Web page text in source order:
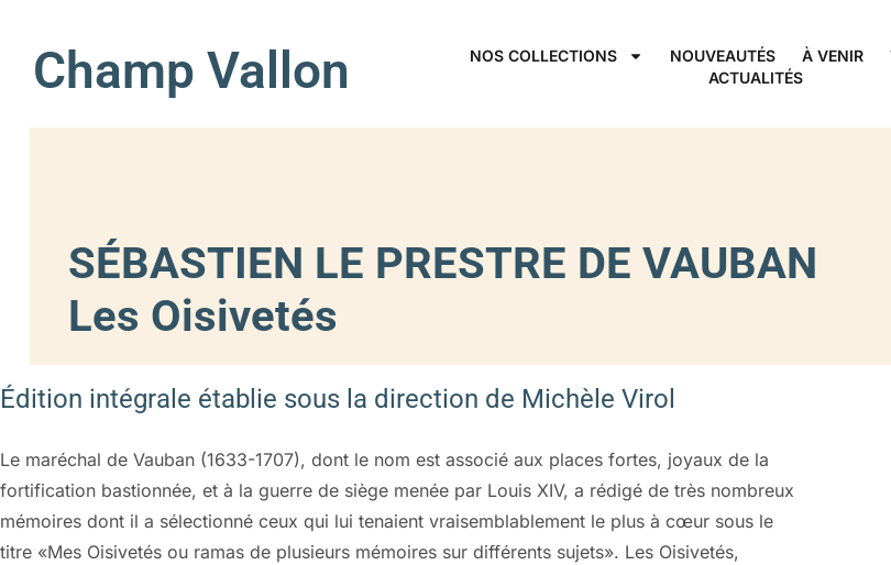
Champ Vallon NOS COLLECTIONS NOUVEAUTÉS À VENIR
ACTUALITÉS
SÉBASTIEN LE PRESTRE DE VAUBAN
Les Oisivetés
Édition intégrale établie sous la direction de Michèle Virol
Le maréchal de Vauban (1633-1707), dont le nom est associé aux places fortes, joyaux de la
fortification bastionnée, et à la guerre de siège menée par Louis XIV, a rédigé de très nombreux
mémoires dont il a sélectionné ceux qui lui tenaient vraisemblablement le plus à cœur sous le
titre «Mes Oisivetés ou ramas de plusieurs mémoires sur différents sujets». Les Oisivetés,